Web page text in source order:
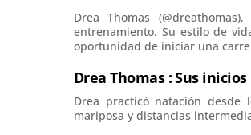
Drea Thomas
entrenamiento. Su estilo de
oportunidad de iniciar una
Drea Thomas : Sus inicios
Drea practicó natación
mariposa y distancias